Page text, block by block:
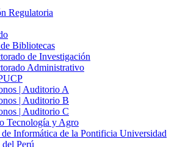
Regulatoria
Bibliotecas
de Investigación
Administrativo
| Auditorio A
| Auditorio B
| Auditorio C
Tecnología y Agro
Informática de la Pontificia Universidad
Perú